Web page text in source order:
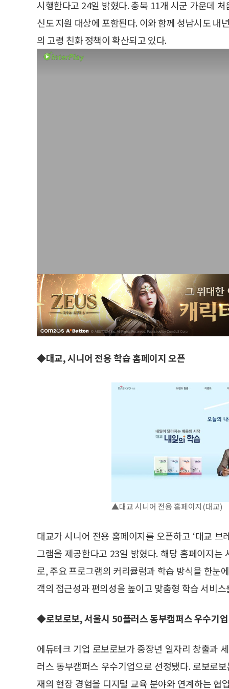
시행한다고 24일 밝혔다. 충북 11개 시군 가운데
신도 지원 대상에 포함된다. 이와 함께 성남시도
의 고령 친화 정책이 확산되고 있다.
◆대교, 시니어 전용 학습 홈페이지 오픈
▲대교 시니어 전용 홈페이지(대교)
대교가 시니어 전용 홈페이지를 오픈하고 ‘대교 브
그램을 제공한다고 23일 밝혔다. 해당 홈페이지
로, 주요 프로그램의 커리큘럼과 학습 방식을 한눈
객의 접근성과 편의성을 높이고 맞춤형 학습 서비
◆로보로보, 서울시 50플러스 동부캠퍼스 우수기
에듀테크 기업 로보로보가 중장년 일자리 창출과
러스 동부캠퍼스 우수기업으로 선정됐다. 로보로
재의 현장 경험을 디지털 교육 분야와 연계하는 협